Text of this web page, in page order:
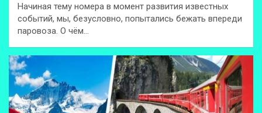
Начиная тему номера в момент развития известных
событий, мы, безусловно, попытались бежать впереди
паровоза. О чём…